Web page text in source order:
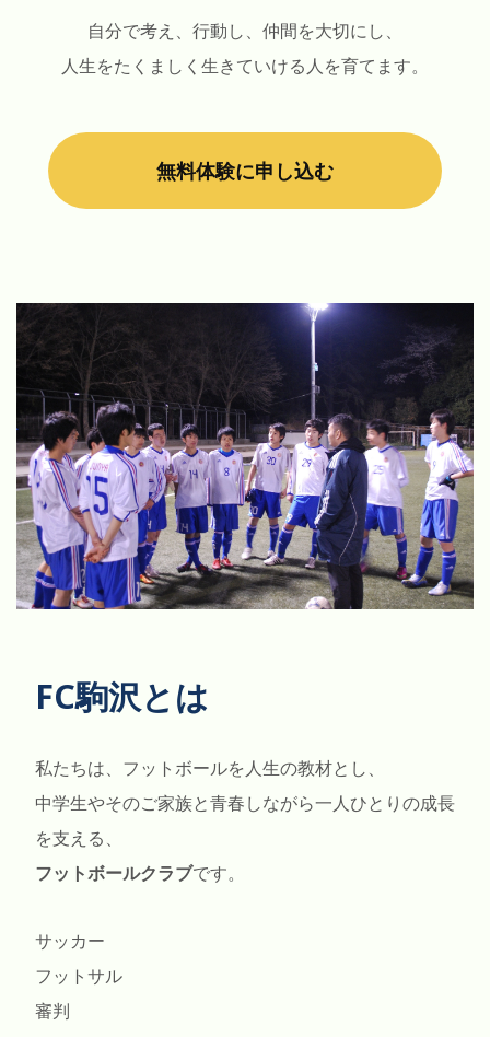
自分で考え、行動し、仲間を大切にし、
人生をたくましく生きていける人を育てます。
無料体験に申し込む
FC駒沢とは
私たちは、フットボールを人生の教材とし、
中学生やそのご家族と青春しながら一人ひとりの成長
を支える、
フットボールクラブです。
サッカー
フットサル
審判